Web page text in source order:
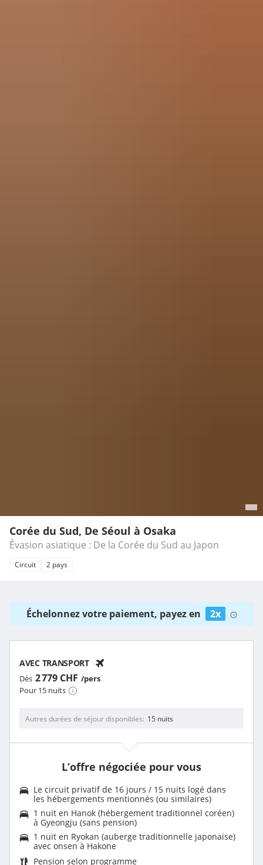
Corée du Sud, De Séoul à Osaka
Évasion asiatique : De la Corée du Sud au Japon
Circuit 2 pays
Échelonnez votre paiement, payez en 2x
AVEC TRANSPORT
Dès 2 779 CHF /pers
Pour 15 nuits
Autres durées de séjour disponibles 15 nuits
L’offre négociée pour vous
Le circuit privatif de 16 jours / 15 nuits logé dans
les hébergements mentionnés (ou similaires)
1 nuit en Hanok (hébergement traditionnel coréen)
à Gyeongju (sans pension)
1 nuit en Ryokan (auberge traditionnelle japonaise)
avec onsen à Hakone
Pension selon programme